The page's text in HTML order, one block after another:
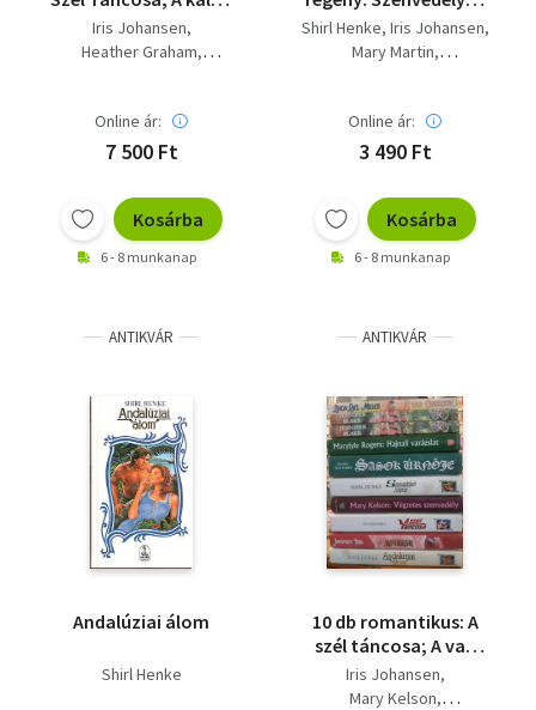
kedvese; A viking
asszonya; Andalúziai
Táncosa 2.: Szélvihar
Iris Johansen
Heather Graham
Online ár:
7 500 Ft
Kosárba
6 - 8 munkanap
szigete, A szél
táncosa, Éji Szél
A tűz asszonya
Shirl Henke Iris Johansen
Mary Martin
Online ár:
3 490 Ft
Kosárba
6 - 8 munkanap
ANTIKVÁR
Andalúziai álom
Shirl Henke
ANTIKVÁR
10 db romantikus: A
szél táncosa; A vad
Charlotte; A vágy
fogságában I-II.; Az
Iris Johansen
Mary Kelson